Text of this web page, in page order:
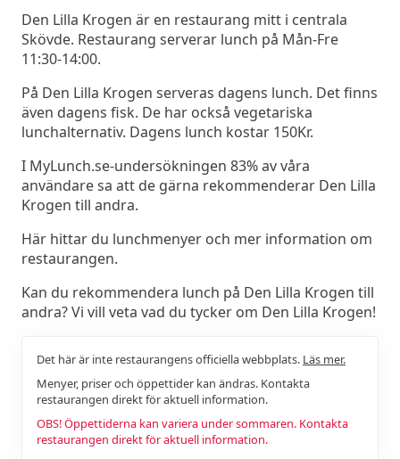
Den Lilla Krogen är en restaurang mitt i centrala
Skövde. Restaurang serverar lunch på Mån-Fre
11:30-14:00.
På Den Lilla Krogen serveras dagens lunch. Det finns
även dagens fisk. De har också vegetariska
lunchalternativ. Dagens lunch kostar 150Kr.
I MyLunch.se-undersökningen 83% av våra
användare sa att de gärna rekommenderar Den Lilla
Krogen till andra.
Här hittar du lunchmenyer och mer information om
restaurangen.
Kan du rekommendera lunch på Den Lilla Krogen till
andra? Vi vill veta vad du tycker om Den Lilla Krogen!
Det här är inte restaurangens officiella webbplats. Läs mer.
Menyer, priser och öppettider kan ändras. Kontakta
restaurangen direkt för aktuell information.
OBS! Öppettiderna kan variera under sommaren. Kontakta
restaurangen direkt för aktuell information.